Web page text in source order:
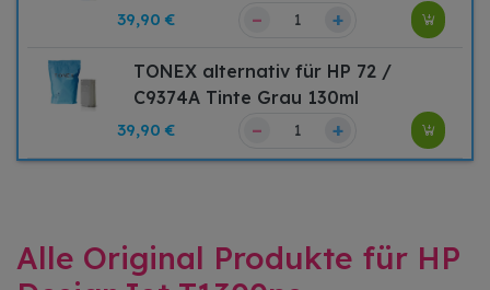
39,90 € – +
TONEX alternativ für HP 72 /
C9374A Tinte Grau 130ml
39,90 € – +
Alle Original Produkte für HP